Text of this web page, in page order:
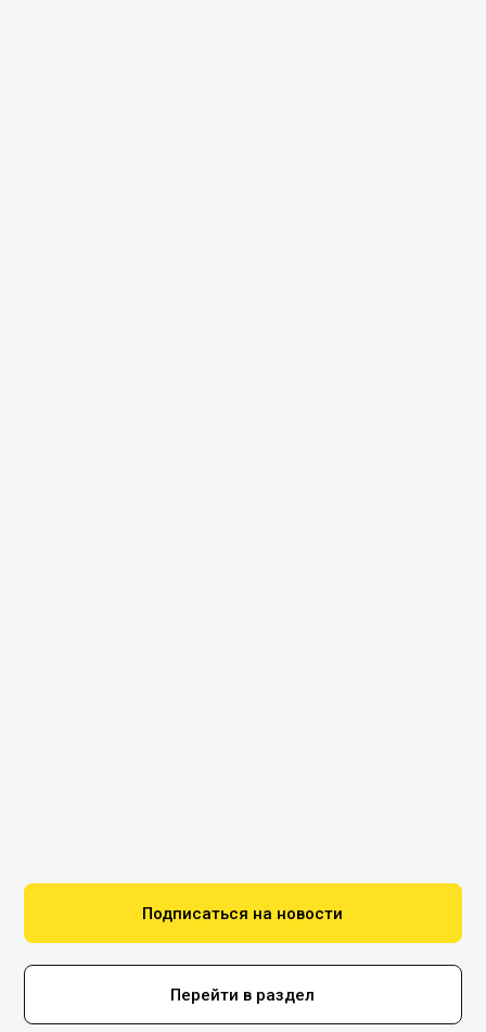
Подписаться на новости
Перейти в раздел